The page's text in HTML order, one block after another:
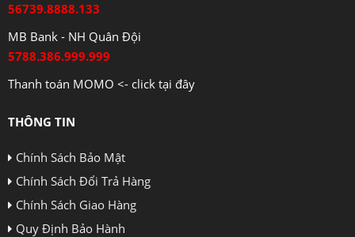
56739.8888.133
MB Bank - NH Quân Đội
5788.386.999.999
Thanh toán MOMO <- click tại đây
THÔNG TIN
Chính Sách Bảo Mật
Chính Sách Đổi Trả Hàng
Chính Sách Giao Hàng
Quy Định Bảo Hành